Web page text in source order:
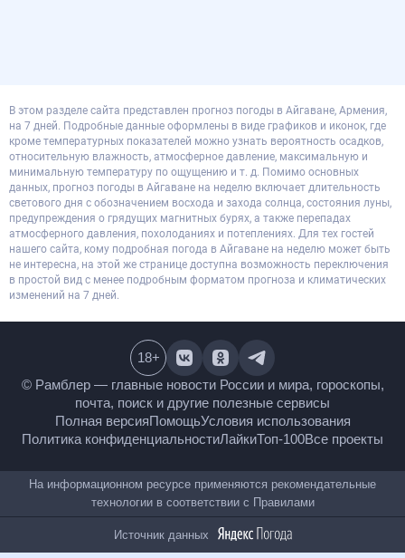
В этом разделе сайта представлен прогноз погоды в Айгаване, Армения,
на 7 дней. Подробные данные оформлены в виде графиков и иконок, где
кроме температурных показателей можно узнать вероятность осадков,
относительную влажность, атмосферное давление, максимальную и
минимальную температуру по ощущению и т. д. Помимо основных
данных, прогноз погоды в Айгаване на неделю включает длительность
светового дня с обозначением восхода и захода солнца, состояния луны,
предупреждения о грядущих магнитных бурях, а также перепадах
атмосферного давления, похолоданиях и потеплениях. Для тех гостей
нашего сайта, кому подробная погода в Айгаване на неделю может быть
не интересна, на этой же странице доступна возможность переключения
в простой вид с менее подробным форматом прогноза и климатических
изменений на 7 дней.
© Рамблер — главные новости России и мира,
гороскопы, почта, поиск и другие полезные сервисы
Полная версияПомощьУсловия использования
Политика конфиденциальностиЛайкиТоп-100
18+
На информационном ресурсе применяются
рекомендательные технологии в соответствии сПравилами
Источник данных